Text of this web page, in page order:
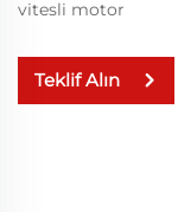
vitesli motor
Teklif Alın